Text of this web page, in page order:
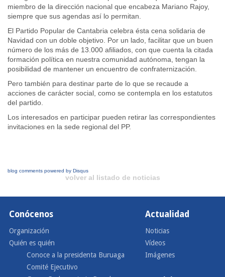
miembro de la dirección nacional que encabeza Mariano Rajoy,
siempre que sus agendas así lo permitan.
El Partido Popular de Cantabria celebra ésta cena solidaria de
Navidad con un doble objetivo. Por un lado, facilitar que un buen
número de los más de 13.000 afiliados, con que cuenta la citada
formación política en nuestra comunidad autónoma, tengan la
posibilidad de mantener un encuentro de confraternización.
Pero también para destinar parte de lo que se recaude a
acciones de carácter social, como se contempla en los estatutos
del partido.
Los interesados en participar pueden retirar las correspondientes
invitaciones en la sede regional del PP.
blog comments powered by Disqus
volver al listado de noticias
Conócenos
Organización
Quién es quién
Conoce a la presidenta Buruaga
Comité Ejecutivo
Actualidad
Noticias
Vídeos
Imágenes